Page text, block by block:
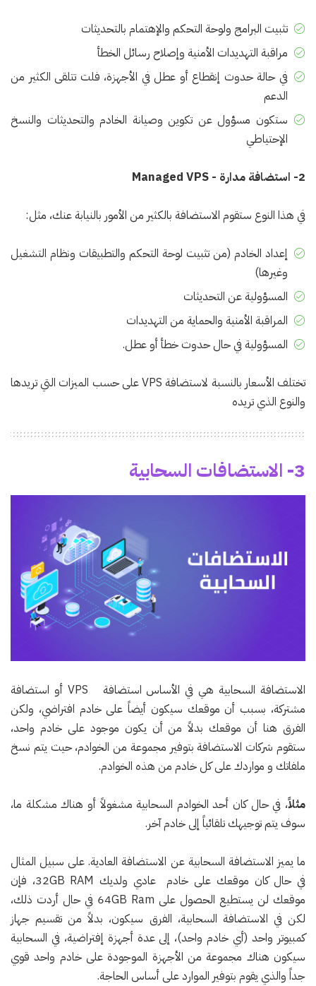
تثبيت البرامج ولوحة التحكم والإهتمام بالتحديثات
مراقبة التهديدات الأمنية وإصلاح رسائل الخطأ
في حالة حدوث إنقطاع أو عطل في الأجهزة، فلت تتلقى الكثير من
الدعم
ستكون مسؤول عن تكوين وصيانة الخادم والتحديثات والنسخ
الإحتياطي
2- استضافة مدارة - Managed VPS
في هذا النوع ستقوم الاستضافة بالكثير من الأمور بالنيابة عنك، مثل:
إعداد الخادم (من تثبيت لوحة التحكم والتطبيقات ونظام التشغيل
وغيرها)
المسؤولية عن التحديثات
المراقبة الأمنية والحماية من التهديدات
المسؤولية في حال حدوث خطأ أو عطل.
تختلف الأسعار بالنسبة لاستضافة VPS على حسب الميزات التي تريدها
والنوع الذي تريده
3- الاستضافات السحابية
الاستضافة السحابية هي في الأساس استضافة VPS أو استضافة
مشتركة، بسبب أن موقعك سيكون أيضاً على خادم افتراضي، ولكن
الفرق هنا أن موقعك بدلاً من أن يكون موجود على خادم واحد،
ستقوم شركات الاستضافة بتوفير مجموعة من الخوادم، حيث يتم نسخ
ملفاتك و مواردك على كل خادم من هذه الخوادم.
مثلاً، في حال كان أحد الخوادم السحابية مشغولاً أو هناك مشكلة ما،
سوف يتم توجيهك تلقائياً إلى خادم آخر.
ما يميز الاستضافة السحابية عن الاستضافة العادية. على سبيل المثال
في حال كان موقعك على خادم عادي ولديك 32GB RAM، فإن
موقعك لن يستطيع الحصول على 64GB Ram في حال أردت ذلك،
لكن في الاستضافة السحابية، الفرق سيكون، بدلاً من تقسيم جهاز
كمبيوتر واحد (أي خادم واحد)، إلى عدة أجهزة إفتراضية، في السحابية
سيكون هناك مجموعة من الأجهزة الموجودة على خادم واحد قوي
جداً والذي يقوم بتوفير الموارد على أساس الحاجة.